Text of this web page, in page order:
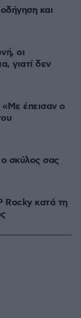
και
οι
γιατί δεν
«Με έπεισαν ο
ο σκύλος σας
Rocky κατά τη